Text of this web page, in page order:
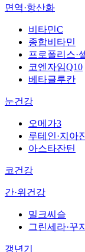
면역·항산화
비타민C
종합비타민
프로폴리스·
코엔자임Q10
베타글루칸
눈건강
오메가3
루테인·지아
아스타잔틴
코건강
간·위건강
밀크씨슬
그린세라·꾸
갱년기